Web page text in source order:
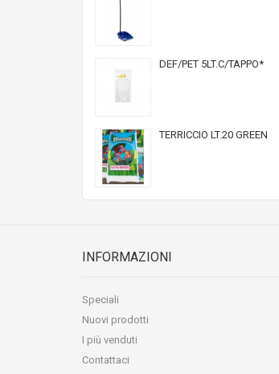
DEF/PET 5LT.C/TAPPO*
TERRICCIO LT.20 GREEN
INFORMAZIONI
Speciali
Nuovi prodotti
I più venduti
Contattaci